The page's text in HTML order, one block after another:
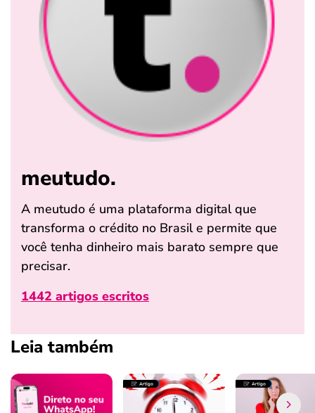
meutudo.
A meutudo é uma plataforma digital que
transforma o crédito no Brasil e permite que
você tenha dinheiro mais barato sempre que
precisar.
1442 artigos escritos
Leia também